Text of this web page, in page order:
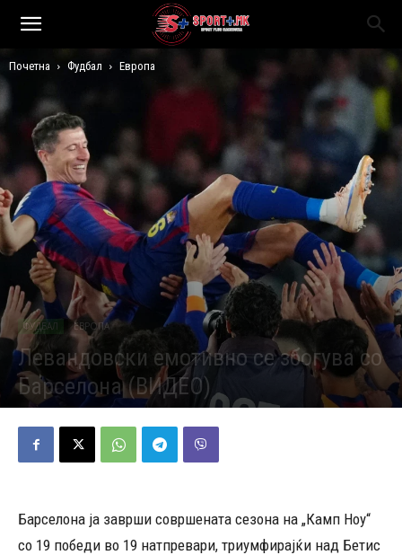
Почетна Фудбал Европа
ФУДБАЛ ЕВРОПА
Левандовски емотивно се збогува со
Барселона (ВИДЕО)
Барселона ја заврши совршената сезона на „Камп Ноу“
со 19 победи во 19 натпревари, триумфирајќи над Бетис